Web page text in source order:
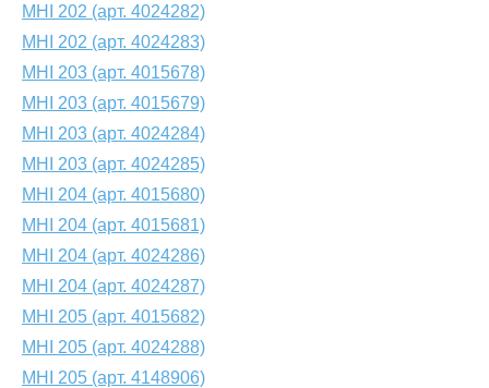
MHI 202 (арт. 4024282)
MHI 202 (арт. 4024283)
MHI 203 (арт. 4015678)
MHI 203 (арт. 4015679)
MHI 203 (арт. 4024284)
MHI 203 (арт. 4024285)
MHI 204 (арт. 4015680)
MHI 204 (арт. 4015681)
MHI 204 (арт. 4024286)
MHI 204 (арт. 4024287)
MHI 205 (арт. 4015682)
MHI 205 (арт. 4024288)
MHI 205 (арт. 4148906)